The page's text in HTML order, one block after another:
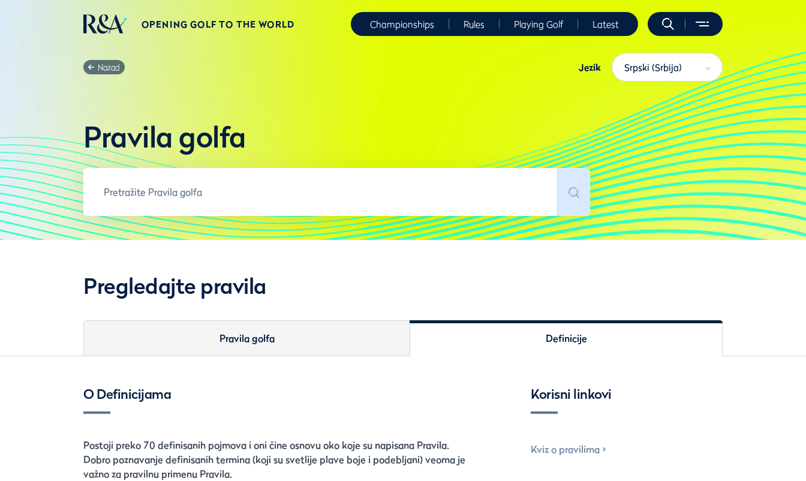
OPENING GOLF TO THE WORLD Championships Rules Playing Golf Latest
Nazad Jezik Srpski (Srbija)
Pravila golfa
Pregledajte pravila
Pravila golfa Definicije
O Definicijama
Postoji preko 70 definisanih pojmova i oni čine osnovu oko koje su napisana Pravila.
Dobro poznavanje definisanih termina (koji su svetlije plave boje i podebljani) veoma je
važno za pravilnu primenu Pravila.
Korisni linkovi
Kviz o pravilima